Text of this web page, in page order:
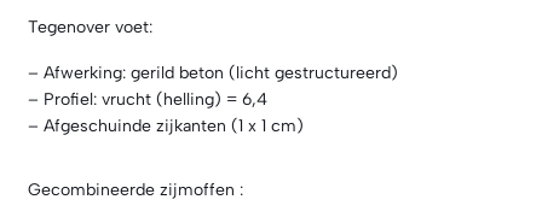
Tegenover voet:
– Afwerking: gerild beton (licht gestructureerd)
– Profiel: vrucht (helling) = 6,4
– Afgeschuinde zijkanten (1 x 1 cm)
Gecombineerde zijmoffen :